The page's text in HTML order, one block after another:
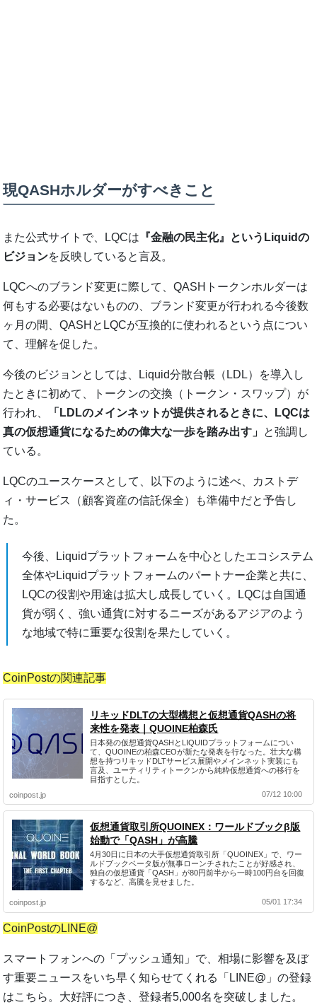
現QASHホルダーがすべきこと
また公式サイトで、LQCは 『金融の民主化』というLiquidの
ビジョンを反映していると言及。
LQCへのブランド変更に際して、QASHトークンホルダーは
何もする必要はないものの、ブランド変更が行われる今後数
ヶ月の間、QASHとLQCが互換的に使われるという点につい
て、理解を促した。
今後のビジョンとしては、Liquid分散台帳（LDL）を導入し
たときに初めて、トークンの交換（トークン・スワップ）が
行われ、
「LDLのメインネットが提供されるときに、LQCは
真の仮想通貨になるための偉大な一歩を踏み出す」 と強調し
ている。
LQCのユースケースとして、以下のように述べ、カストデ
ィ・サービス（顧客資産の信託保全）も準備中だと予告し
た。
今後、Liquidプラットフォームを中心としたエコシステム
全体やLiquidプラットフォームのパートナー企業と共に、
LQCの役割や用途は拡大し成長していく。LQCは自国通
貨が弱く、強い通貨に対するニーズがあるアジアのよう
な地域で特に重要な役割を果たしていく。
CoinPostの関連記事
リキッドDLTの大型構想と仮想通貨QASHの将
来性を発表｜QUOINE柏森氏
日本発の仮想通貨QASHとLIQUIDプラットフォームについ
て、QUOINEの柏森CEOが新たな発表を行なった。壮大な構
想を持つリキッドDLTサービス展開やメインネット実装にも
言及、ユーティリティトークンから純粋仮想通貨への移行を
目指すとした。
coinpost.jp
07/12 10:00
仮想通貨取引所QUOINEX：ワールドブックβ版
始動で「QASH」が高騰
4月30日に日本の大手仮想通貨取引所「QUOINEX」で、ワー
ルドブックベータ版が無事ローンチされたことが好感され、
独自の仮想通貨「QASH」が80円前半から一時100円台を回復
するなど、高騰を見せました。
coinpost.jp 05/01 17:34
CoinPostのLINE@
スマートフォンへの「プッシュ通知」で、相場に影響を及ぼ
す重要ニュースをいち早く知らせてくれる「LINE@」の登録
はこちら。大好評につき、登録者5,000名を突破しました。